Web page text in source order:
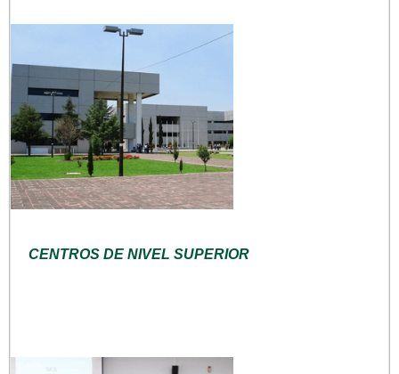
CENTROS DE NIVEL SUPERIOR